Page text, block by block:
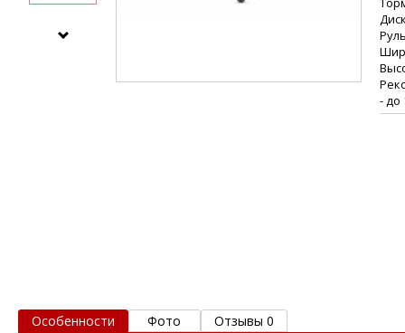
- до
Особенности Фото Отзывы 0